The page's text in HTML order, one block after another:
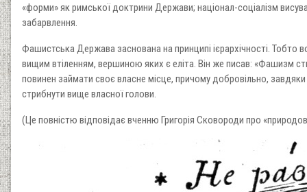
«форми» як римської доктрини Держави; націонал-соціалізм
забарвлення.
Фашистська Держава заснована на принципі ієрархічності. Тобто
вищим втіленням, вершиною яких є еліта. Він же писав: «Фашизм
повинен займати своє власне місце, причому добровільно,
стрибнути вище власної голови.
(Це повністю відповідає вченню Григорія Сковороди про